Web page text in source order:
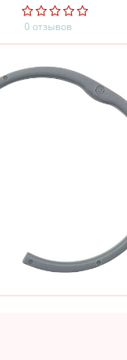
0 отзывов